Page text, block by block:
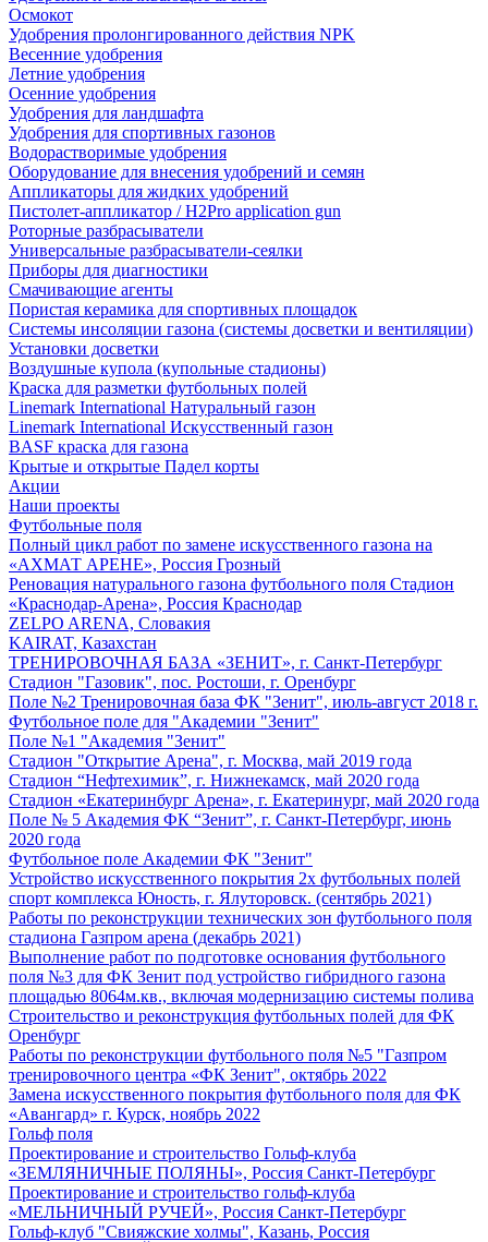
Осмокот
Удобрения пролонгированного действия NPK
Весенние удобрения
Летние удобрения
Осенние удобрения
Удобрения для ландшафта
Удобрения для спортивных газонов
Водорастворимые удобрения
Оборудование для внесения удобрений и семян
Аппликаторы для жидких удобрений
Пистолет-аппликатор / H2Pro application gun
Роторные разбрасыватели
Универсальные разбрасыватели-сеялки
Приборы для диагностики
Смачивающие агенты
Пористая керамика для спортивных площадок
Системы инсоляции газона (системы досветки и вентиляции)
Установки досветки
Воздушные купола (купольные стадионы)
Краска для разметки футбольных полей
Linemark International Натуральный газон
Linemark International Искусственный газон
BASF краска для газона
Крытые и открытые Падел корты
Акции
Наши проекты
Футбольные поля
Полный цикл работ по замене искусственного газона на
«АХМАТ АРЕНЕ», Россия Грозный
Реновация натурального газона футбольного поля Стадион
«Краснодар-Арена», Россия Краснодар
ZELPO ARENA, Словакия
KAIRAT, Казахстан
ТРЕНИРОВОЧНАЯ БАЗА «ЗЕНИТ», г. Санкт-Петербург
Стадион "Газовик", пос. Ростоши, г. Оренбург
Поле №2 Тренировочная база ФК "Зенит", июль-август 2018 г.
Футбольное поле для "Академии "Зенит"
Поле №1 "Академия "Зенит"
Стадион "Открытие Арена", г. Москва, май 2019 года
Стадион “Нефтехимик”, г. Нижнекамск, май 2020 года
Стадион «Екатеринбург Арена», г. Екатеринург, май 2020 года
Поле № 5 Академия ФК “Зенит”, г. Санкт-Петербург, июнь
2020 года
Футбольное поле Академии ФК "Зенит"
Устройство искусственного покрытия 2х футбольных полей
спорт комплекса Юность, г. Ялуторовск. (сентябрь 2021)
Работы по реконструкции технических зон футбольного поля
стадиона Газпром арена (декабрь 2021)
Выполнение работ по подготовке основания футбольного
поля №3 для ФК Зенит под устройство гибридного газона
площадью 8064м.кв., включая модернизацию системы полива
Строительство и реконструкция футбольных полей для ФК
Оренбург
Работы по реконструкции футбольного поля №5 "Газпром
тренировочного центра «ФК Зенит", октябрь 2022
Замена искусственного покрытия футбольного поля для ФК
«Авангард» г. Курск, ноябрь 2022
Гольф поля
Проектирование и строительство Гольф-клуба
«ЗЕМЛЯНИЧНЫЕ ПОЛЯНЫ», Россия Санкт-Петербург
Проектирование и строительство гольф-клуба
«МЕЛЬНИЧНЫЙ РУЧЕЙ», Россия Санкт-Петербург
Гольф-клуб "Свияжские холмы", Казань, Россия